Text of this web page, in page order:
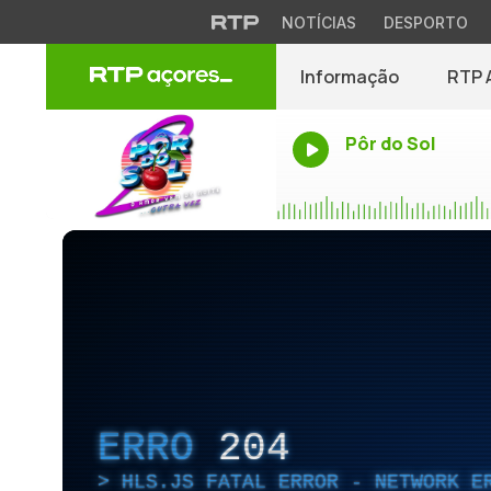
NOTÍCIAS DESPORTO
Informação RTP
Pôr do Sol
ERRO 204
HLS.JS FATAL ERROR - NETWORK